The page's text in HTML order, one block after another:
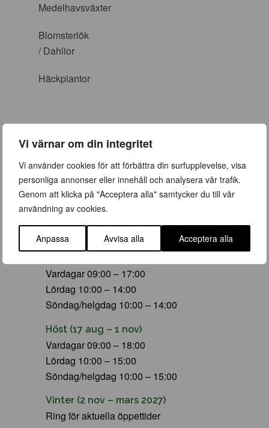
Vi värnar om din integritet
Vi använder cookies för att förbättra din surfupplevelse, visa
personliga annonser eller innehåll och analysera vår trafik.
Genom att klicka på "Acceptera alla" samtycker du till vår
användning av cookies.
Anpassa Avvisa alla Acceptera alla
Medelhavsväxter
Blomsterlök
/ Dahlior
Häckplantor
ÖPPETTIDER
Vår (23 mars – 28 juni)
Vardagar 09:00 – 19:00
Lördag 10:00 – 16:00
Söndag/helgdag 10:00 – 16:00
Vardagar 09:00 – 17:00
Lördag 10:00 – 14:00
Söndag/helgdag 10:00 – 14:00
Höst (17 aug – 1 nov)
Vardagar 09:00 – 18:00
Lördag 10:00 – 15:00
Söndag/helgdag 10:00 – 15:00
Vinter (2 nov – mars 2027)
Ring för aktuella öppettider